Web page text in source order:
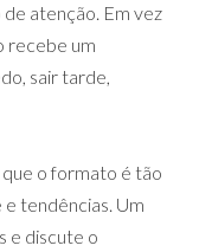
atenção. Em vez
recebe um
sair tarde,
o formato é tão
tendências. Um
e discute o